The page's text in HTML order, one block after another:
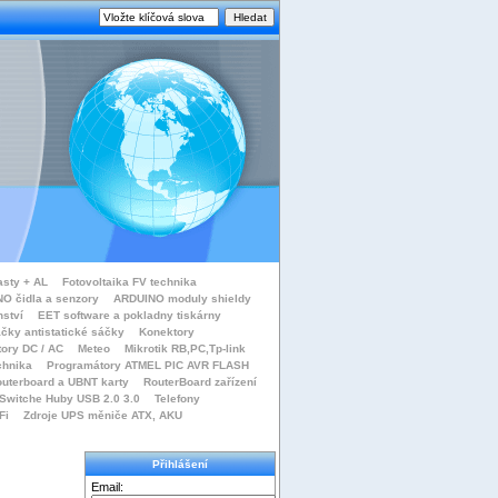
+ AL
Fotovoltaika FV technika
čidla a senzory
ARDUINO moduly shieldy
EET software a pokladny tiskárny
antistatické sáčky
Konektory
DC / AC
Meteo
Mikrotik RB,PC,Tp-link
Programátory ATMEL PIC AVR FLASH
a UBNT karty
RouterBoard zařízení
Switche Huby USB 2.0 3.0
Telefony
Zdroje UPS měniče ATX, AKU
Přihlášení
Email: